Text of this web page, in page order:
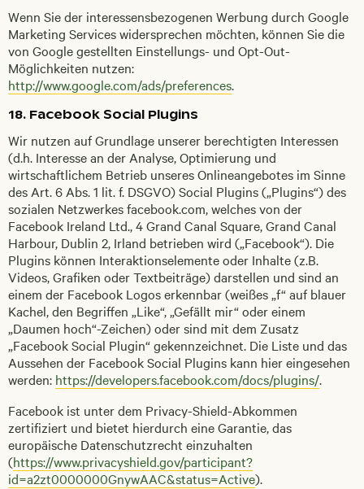
Wenn Sie der interessensbezogenen Werbung durch Google
Marketing Services widersprechen möchten, können Sie die
von Google gestellten Einstellungs- und Opt-Out-
Möglichkeiten nutzen:
http://www.google.com/ads/preferences.
18. Facebook Social Plugins
Wir nutzen auf Grundlage unserer berechtigten Interessen
(d.h. Interesse an der Analyse, Optimierung und
wirtschaftlichem Betrieb unseres Onlineangebotes im Sinne
des Art. 6 Abs. 1 lit. f. DSGVO) Social Plugins („Plugins“) des
sozialen Netzwerkes facebook.com, welches von der
Facebook Ireland Ltd., 4 Grand Canal Square, Grand Canal
Harbour, Dublin 2, Irland betrieben wird („Facebook“). Die
Plugins können Interaktionselemente oder Inhalte (z.B.
Videos, Grafiken oder Textbeiträge) darstellen und sind an
einem der Facebook Logos erkennbar (weißes „f“ auf blauer
Kachel, den Begriffen „Like“, „Gefällt mir“ oder einem
„Daumen hoch“-Zeichen) oder sind mit dem Zusatz
„Facebook Social Plugin“ gekennzeichnet. Die Liste und das
Aussehen der Facebook Social Plugins kann hier eingesehen
werden: https://developers.facebook.com/docs/plugins/.
Facebook ist unter dem Privacy-Shield-Abkommen
zertifiziert und bietet hierdurch eine Garantie, das
europäische Datenschutzrecht einzuhalten
(https://www.privacyshield.gov/participant?
id=a2zt0000000GnywAAC&status=Active).